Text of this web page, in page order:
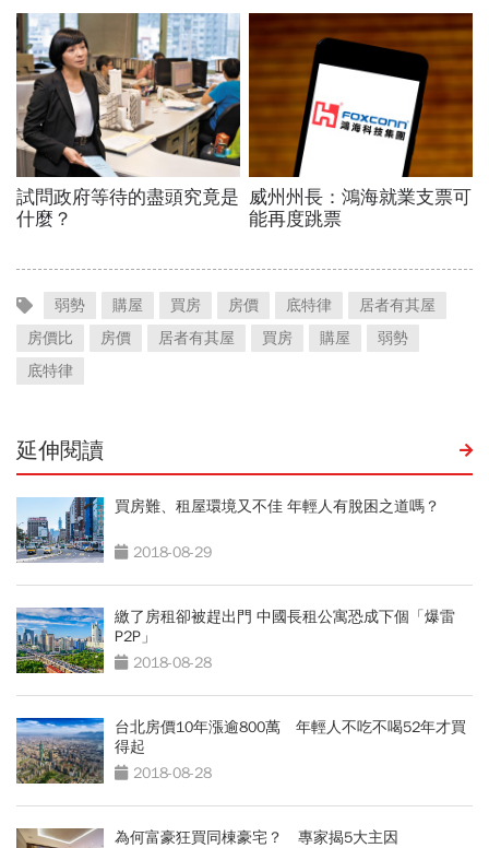
弱勢 購屋 買房 房價 底特律
居者有其屋
房價比
房價 居者有其屋 買房 購屋
弱勢
底特律
延伸閱讀
買房難、租屋環境又不佳 年輕人有脫困之道嗎？
2018-08-29
繳了房租卻被趕出門 中國長租公寓恐成下個「爆雷
P2P」
2018-08-28
台北房價10年漲逾800萬 年輕人不吃不喝52年才買
得起
2018-08-28
為何富豪狂買同棟豪宅？ 專家揭5大主因